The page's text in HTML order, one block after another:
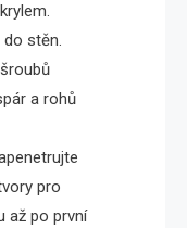
stěn.
a rohů
pro
až po první